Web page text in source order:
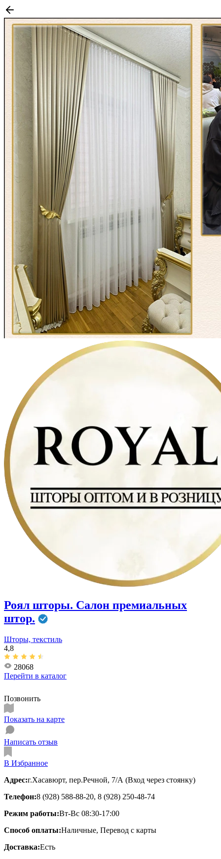
Роял шторы. Салон премиальных
штор.
Шторы, текстиль
4,8
28068
Перейти в каталог
Позвонить
Показать на карте
Написать отзыв
В Избранное
Адрес:г.Хасавюрт, пер.Речной, 7/А (Вход через стоянку)
Телефон:8 (928) 588-88-20, 8 (928) 250-48-74
Режим работы:Вт-Вс 08:30-17:00
Способ оплаты:Наличные, Перевод с карты
Доставка:Есть